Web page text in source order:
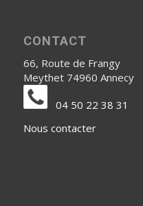
CONTACT
66, Route de Frangy
Meythet 74960 Annecy
04 50 22 38 31
Nous contacter